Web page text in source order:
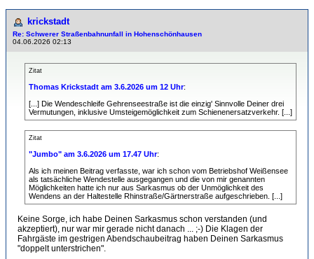
krickstadt
Re: Schwerer Straßenbahnunfall in Hohenschönhausen
04.06.2026 02:13
Zitat
Thomas Krickstadt am 3.6.2026 um 12 Uhr:
[...] Die Wendeschleife Gehrenseestraße ist die einzig' Sinnvolle Deiner drei
Vermutungen, inklusive Umsteigemöglichkeit zum Schienenersatzverkehr. [...]
Zitat
"Jumbo" am 3.6.2026 um 17.47 Uhr:
Als ich meinen Beitrag verfasste, war ich schon vom Betriebshof Weißensee
als tatsächliche Wendestelle ausgegangen und die von mir genannten
Möglichkeiten hatte ich nur aus Sarkasmus ob der Unmöglichkeit des
Wendens an der Haltestelle Rhinstraße/Gärtnerstraße aufgeschrieben. [...]
Keine Sorge, ich habe Deinen Sarkasmus schon verstanden (und
akzeptiert), nur war mir gerade nicht danach ... ;-) Die Klagen der
Fahrgäste im gestrigen Abendschaubeitrag haben Deinen Sarkasmus
"doppelt unterstrichen".